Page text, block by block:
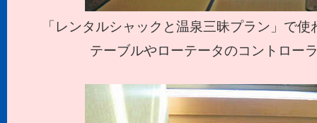
「レンタルシャックと温泉三昧プラン」で
テーブルやローテータのコントロー